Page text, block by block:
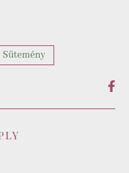
Sütemény